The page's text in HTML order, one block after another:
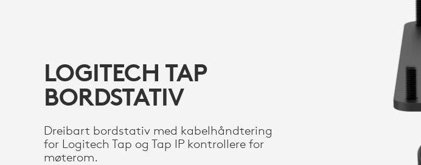
LOGITECH TAP
BORDSTATIV
Dreibart bordstativ med kabelhåndtering
for Logitech Tap og Tap IP kontrollere for
møterom.